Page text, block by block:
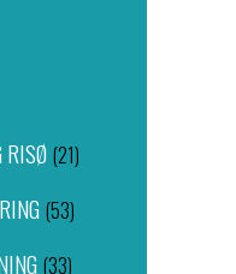
RISØ (21)
(53)
(33)